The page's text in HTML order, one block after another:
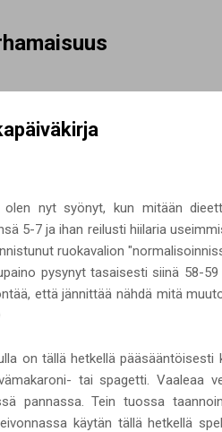
nyt syönyt, kun mitään
5-7 ja ihan reilusti hiilaria
ruokavalion
pysynyt tasaisesti siinä 58-
että jännittää nähdä mitä
on tällä hetkellä
tai spagetti. Vaaleaa
pannassa. Tein tuossa
käytän tällä hetkellä